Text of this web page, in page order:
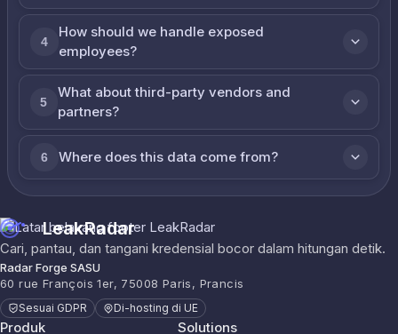
4
How should we handle exposed
employees?
5
What about third-party vendors and
partners?
6 Where does this data come from?
LeakRadar
Cari, pantau, dan tangani kredensial bocor dalam hitungan detik.
Radar Forge SASU
60 rue François 1er, 75008 Paris, Prancis
Sesuai GDPR Di-hosting di UE
Produk Solutions